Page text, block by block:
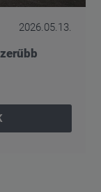
2026.05.13.